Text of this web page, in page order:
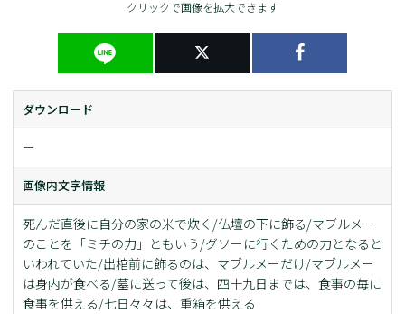
クリックで画像を拡大できます
ダウンロード
ー
画像内文字情報
死んだ直後に自分の家の米で炊く/仏壇の下に飾る/マブルメー
のことを「ミチの力」ともいう/グソーに行くための力となると
いわれていた/出棺前に飾るのは、マブルメーだけ/マブルメー
は身内が食べる/墓に送って後は、四十九日までは、食事の毎に
食事を供える/七日々々は、重箱を供える